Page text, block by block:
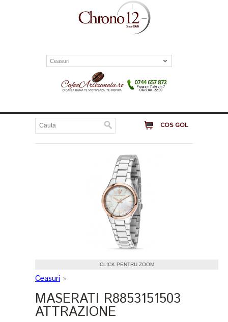
Ceasuri
COS GOL
CLICK PENTRU ZOOM
Ceasuri »
MASERATI R8853151503
ATTRAZIONE